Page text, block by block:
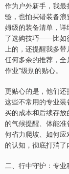
作为户外新手，我
验，也怕买错装备
姆级的装备清单，
了选购技巧——比如
上的，还提醒我多
任何多余的推荐，
作业”级别的贴心。
更贴心的是，他们
这些不常用的专业
买的成本和后续存
的气候提醒、体能
何省力爬坡、如何
的认知，彻底打消了
二、行中守护：专